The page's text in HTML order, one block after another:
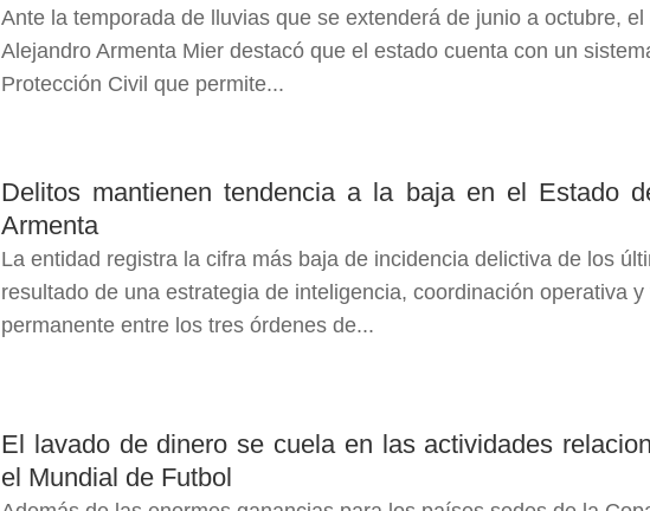
Ante la temporada de lluvias que se extenderá de junio a octubre,
Alejandro Armenta Mier destacó que el estado cuenta con un
Protección Civil que permite...
Delitos mantienen tendencia a la baja en el Estado
Armenta
La entidad registra la cifra más baja de incidencia delictiva de los
resultado de una estrategia de inteligencia, coordinación operativa y
permanente entre los tres órdenes de...
El lavado de dinero se cuela en las actividades
el Mundial de Futbol